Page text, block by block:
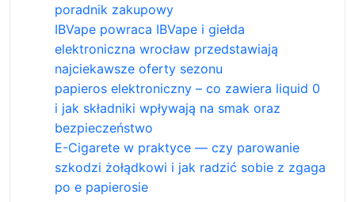
poradnik zakupowy
IBVape powraca IBVape i giełda
elektroniczna wrocław przedstawiają
najciekawsze oferty sezonu
papieros elektroniczny – co zawiera liquid 0
i jak składniki wpływają na smak oraz
bezpieczeństwo
E-Cigarete w praktyce — czy parowanie
szkodzi żołądkowi i jak radzić sobie z zgaga
po e papierosie